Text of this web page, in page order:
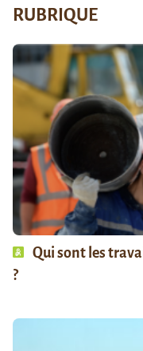
RUBRIQUE
Qui sont les
?